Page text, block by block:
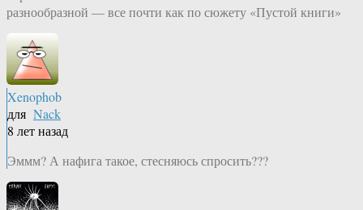
разнообразной — все почти как по сюжету «Пустой книги»
Xenophob
для Nack
8 лет назад
Эммм? А нафига такое, стесняюсь спросить???